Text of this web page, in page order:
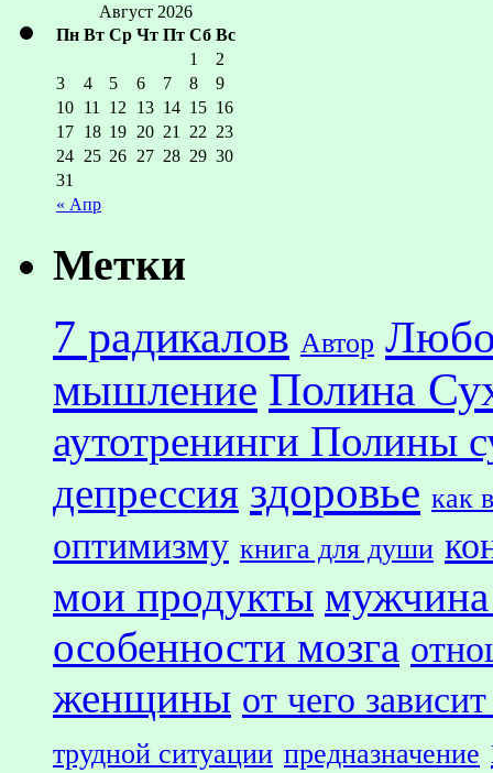
Август 2026
Пн Вт Ср Чт Пт Сб Вс
« Апр
1
2
3
4 5 6 7 8
9
10 11 12 13 14 15 16
17 18 19 20 21 22 23
24 25 26 27 28 29 30
31
Метки
7 радикалов Автор
мышление Полина
аутотренинги Полины
депрессия здоровье как
оптимизму книга для души
мои продукты
особенности мозга
женщины от чего
трудной ситуации предназначение